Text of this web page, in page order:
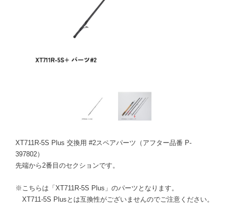
XT711R-5S Plus 交換用 #2スペアパーツ（アフター品番 P-
397802）
先端から2番目のセクションです。
※こちらは「XT711R-5S Plus」のパーツとなります。
XT711-5S Plusとは互換性がございませんのでご注意ください。